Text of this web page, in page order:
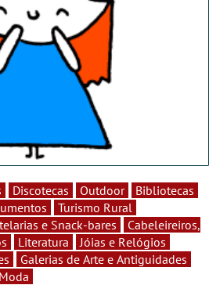
Discotecas Outdoor
Bibliotecas
Turismo Rural
e Snack-bares
Cabeleireiros,
Literatura
Jóias e Relógios
Galerias de Arte e Antiguidades